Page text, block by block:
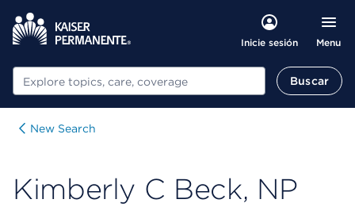
Inicie sesión Menu
Buscar Buscar
New Search
Kimberly C Beck, NP